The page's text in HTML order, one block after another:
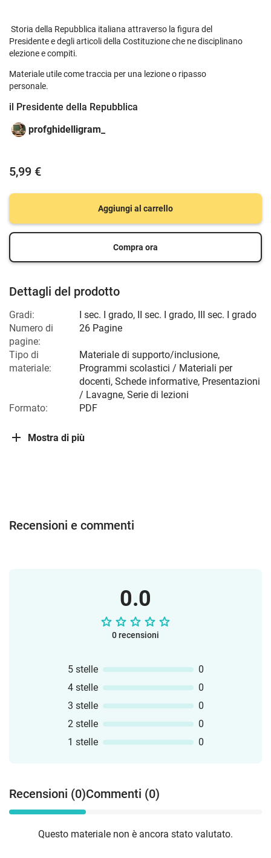
Storia della Repubblica italiana attraverso la figura del
Presidente e degli articoli della Costituzione che ne disciplinano
elezione e compiti.
Materiale utile come traccia per una lezione o ripasso
personale.
il Presidente della Repubblica
profghidelligram_
5,99 €
Aggiungi al carrello
Compra ora
Dettagli del prodotto
Gradi: I sec. I grado, II sec. I grado, III sec. I grado
Numero di
pagine:
26 Pagine
Tipo di
materiale:
Materiale di supporto/inclusione,
Programmi scolastici / Materiali per
docenti, Schede informative, Presentazioni
/ Lavagne, Serie di lezioni
Formato:
PDF
Mostra di più
Recensioni e commenti
0.0
0 recensioni
5 stelle
0
4 stelle
0
3 stelle
0
2 stelle
0
1 stelle
0
Recensioni (0)Commenti (0)
Questo materiale non è ancora stato valutato.